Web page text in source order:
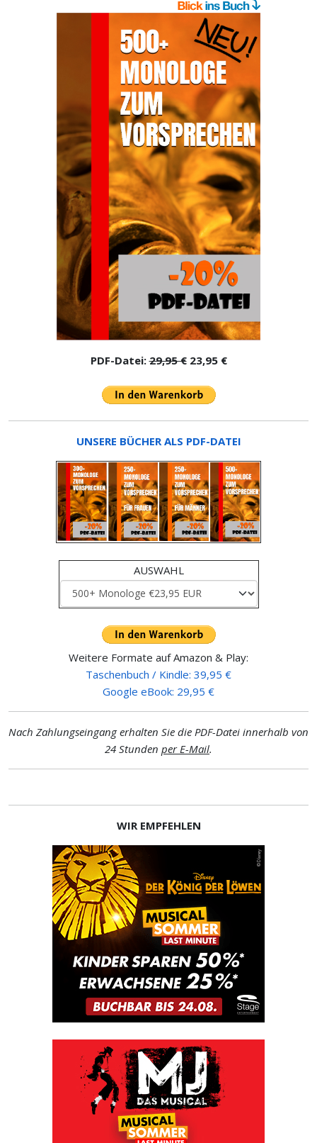
PDF-Datei:29,95 €23,95 €
UNSERE BÜCHER ALS PDF-DATEI
AUSWAHL
Weitere Formate auf Amazon & Play:
Taschenbuch / Kindle: 39,95 €
Google eBook: 29,95 €
Nach Zahlungseingang erhalten Sie die PDF-Datei innerhalb von
24 Stunden per E-Mail.
WIR EMPFEHLEN